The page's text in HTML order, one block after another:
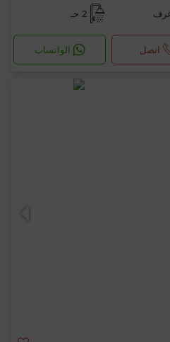
2 حـ
اتصل الواتساب